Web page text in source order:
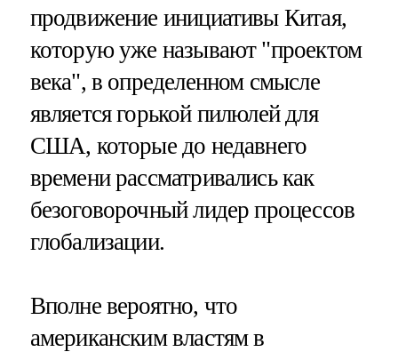
продвижение инициативы Китая,
которую уже называют "проектом
века", в определенном смысле
является горькой пилюлей для
США, которые до недавнего
времени рассматривались как
безоговорочный лидер процессов
глобализации.
Вполне вероятно, что
американским властям в